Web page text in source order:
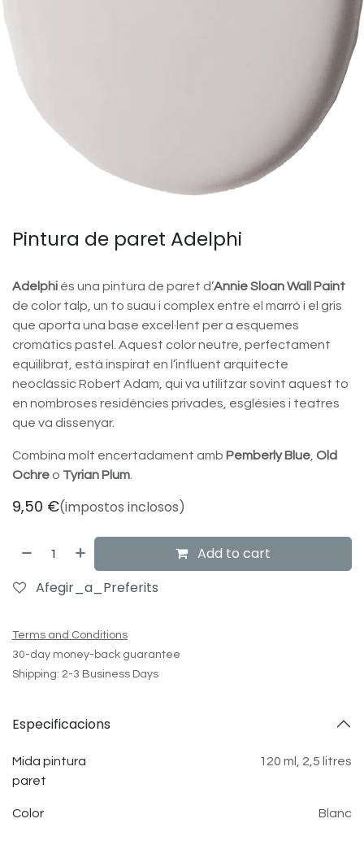
Pintura de paret Adelphi
Adelphi és una pintura de paret d’Annie Sloan Wall Paint
de color talp, un to suau i complex entre el marró i el gris
que aporta una base excel·lent per a esquemes
cromàtics pastel. Aquest color neutre, perfectament
equilibrat, està inspirat en l’influent arquitecte
neoclàssic Robert Adam, qui va utilitzar sovint aquest to
en nombroses residències privades, esglésies i teatres
que va dissenyar.
Combina molt encertadament amb Pemberly Blue Old
Ochre o Tyrian Plum
9,50 €(impostos inclosos)
Add to cart
Afegir_a_Preferits
Terms and Conditions
30-day money-back guarantee
Shipping: 2-3 Business Days
Especificacions
Mida pintura
paret
120 ml 2,5 litres
Color Blanc